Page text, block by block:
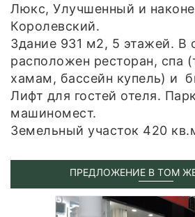
Люкс, Улучшенный и
Королевский.
Здание 931 м2, 5 этажей. В
расположен ресторан, спа
хамам, бассейн купель) и
Лифт для гостей отеля.
машиномест.
Земельный участок 420
ПРЕДЛОЖЕНИЕ В ТОМ